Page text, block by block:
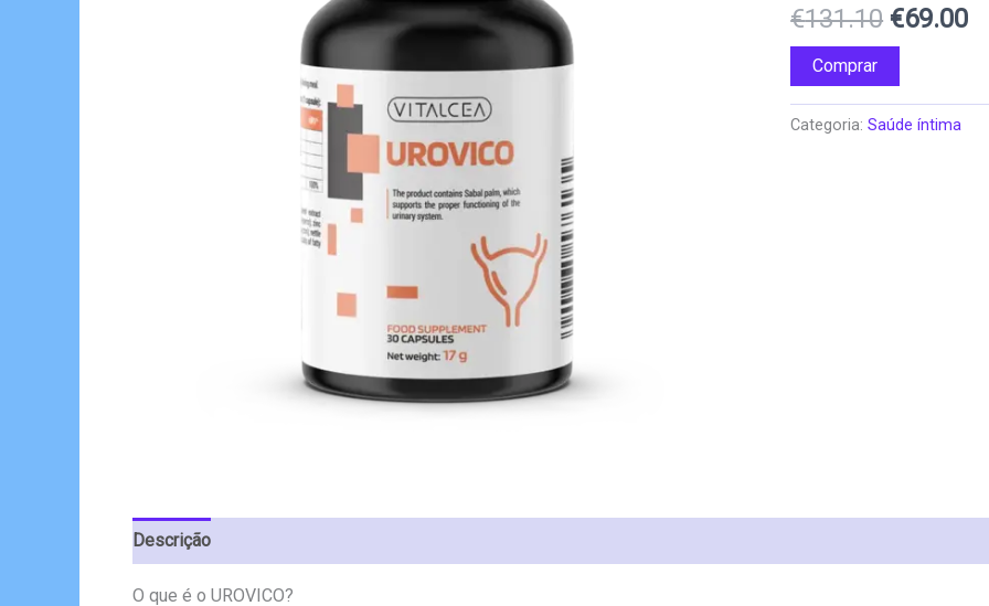
com4.67
em 5 com
base em
classificações
de clientes
€131.10 O
original
€69.00O
Comprar
Categoria:Saúde íntima
Descrição
O que é o UROVICO?